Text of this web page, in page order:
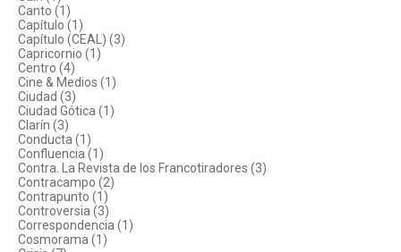
Canto (1)
Capítulo (1)
Capítulo (CEAL) (3)
Capricornio (1)
Centro (4)
Cine & Medios (1)
Ciudad (3)
Ciudad Gótica (1)
Clarín (3)
Conducta (1)
Confluencia (1)
Contra. La Revista de los Francotiradores (3)
Contracampo (2)
Contrapunto (1)
Controversia (3)
Correspondencia (1)
Cosmorama (1)